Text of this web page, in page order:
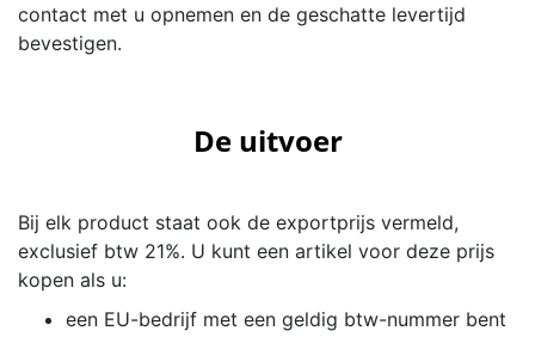
contact met u opnemen en de geschatte levertijd
bevestigen.
De uitvoer
Bij elk product staat ook de exportprijs vermeld,
exclusief btw 21%. U kunt een artikel voor deze prijs
kopen als u:
een EU-bedrijf met een geldig btw-nummer bent